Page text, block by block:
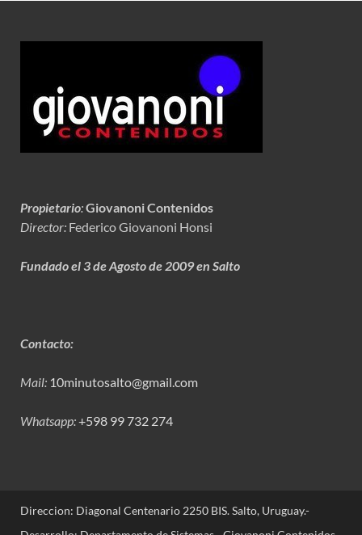
Propietario:Giovanoni Contenidos
Director: Federico Giovanoni Honsi
Fundado el 3 de Agosto de 2009 en Salto
Contacto:
Mail: 10minutosalto@gmail.com
Whatsapp:+598 99 732 274
Direccion: Diagonal Centenario 2250 BIS. Salto, Uruguay.-